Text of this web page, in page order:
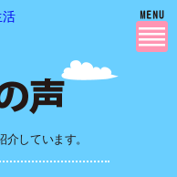
活
しています。